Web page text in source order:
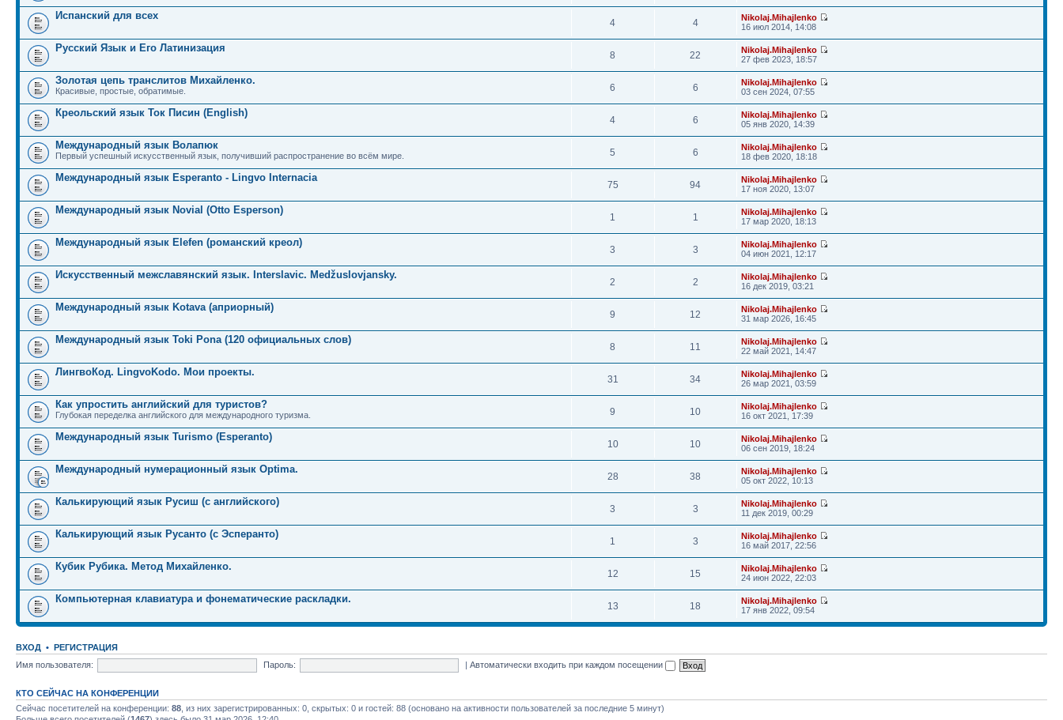
Испанский для всех
4 4
Nikolaj.Mihajlenko
16 июл 2014, 14:08
Русский Язык и Его Латинизация
8 22
Nikolaj.Mihajlenko
27 фев 2023, 18:57
Золотая цепь транслитов Михайленко.
Красивые, простые, обратимые. 6 6
Nikolaj.Mihajlenko
03 сен 2024, 07:55
Креольский язык Ток Писин (English)
4 6
Nikolaj.Mihajlenko
05 янв 2020, 14:39
Международный язык Волапюк
Первый успешный искусственный язык, получивший распространение во всём мире. 5 6
Nikolaj.Mihajlenko
18 фев 2020, 18:18
Международный язык Esperanto - Lingvo Internacia
75 94
Nikolaj.Mihajlenko
17 ноя 2020, 13:07
Международный язык Novial (Otto Esperson)
1 1
Nikolaj.Mihajlenko
17 мар 2020, 18:13
Международный язык Elefen (романский креол)
3 3
Nikolaj.Mihajlenko
04 июн 2021, 12:17
Искусственный межславянский язык. Interslavic. Medžuslovjansky.
2 2
Nikolaj.Mihajlenko
16 дек 2019, 03:21
Международный язык Kotava (априорный)
9 12
Nikolaj.Mihajlenko
31 мар 2026, 16:45
Международный язык Toki Pona (120 официальных слов)
8 11
Nikolaj.Mihajlenko
22 май 2021, 14:47
ЛингвоКод. LingvoKodo. Мои проекты.
31 34
Nikolaj.Mihajlenko
26 мар 2021, 03:59
Как упростить английский для туристов?
Глубокая переделка английского для международного туризма. 9 10
Nikolaj.Mihajlenko
16 окт 2021, 17:39
Международный язык Turismo (Esperanto)
10 10
Nikolaj.Mihajlenko
06 сен 2019, 18:24
Международный нумерационный язык Optima.
28 38
Nikolaj.Mihajlenko
05 окт 2022, 10:13
Калькирующий язык Русиш (с английского)
3 3
Nikolaj.Mihajlenko
11 дек 2019, 00:29
Калькирующий язык Русанто (с Эсперанто)
1 3
Nikolaj.Mihajlenko
16 май 2017, 22:56
Кубик Рубика. Метод Михайленко.
12 15
Nikolaj.Mihajlenko
24 июн 2022, 22:03
Компьютерная клавиатура и фонематические раскладки.
13 18
Nikolaj.Mihajlenko
17 янв 2022, 09:54
ВХОД • РЕГИСТРАЦИЯ
Имя пользователя:
Пароль: |Автоматически входить при каждом посещении
КТО СЕЙЧАС НА КОНФЕРЕНЦИИ
Сейчас посетителей на конференции: 88 , из них зарегистрированных: 0, скрытых: 0 и гостей: 88 (основано на активности пользователей за последние 5 минут)